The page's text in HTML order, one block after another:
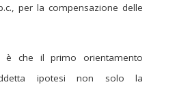
per la compensazione delle
è che il primo orientamento
ipotesi non solo la